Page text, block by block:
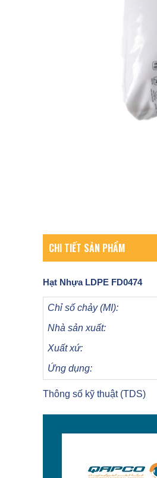
CHI TIẾT SẢN PHẨM
Hạt Nhựa LDPE FD0474
Chỉ số chảy (MI):
Nhà sản xuất:
Xuất xứ:
Ứng dụng:
Thông số kỹ thuật (TDS)